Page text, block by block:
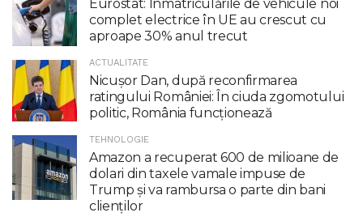
Eurostat: Înmatriculările de vehicule noi
complet electrice în UE au crescut cu
aproape 30% anul trecut
ACTUALITATE
Nicuşor Dan, după reconfirmarea
ratingului României: În ciuda zgomotului
politic, România funcţionează
TEHNOLOGIE
Amazon a recuperat 600 de milioane de
dolari din taxele vamale impuse de
Trump şi va rambursa o parte din bani
clienţilor